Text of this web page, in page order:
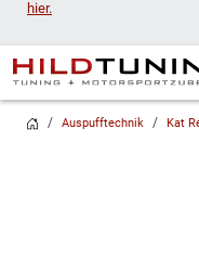
hier.
Auspufftechnik Kat